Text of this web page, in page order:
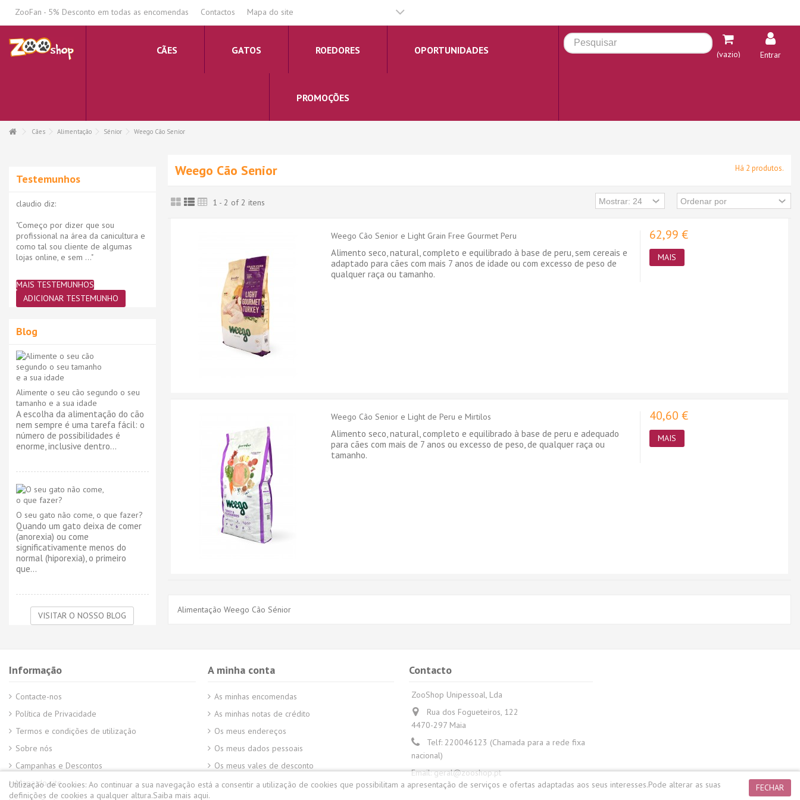
ZooFan - 5% Desconto em todas as encomendas Contactos Mapa do site
CÃES GATOS ROEDORES OPORTUNIDADES
PROMOÇÕES
(vazio) Entrar
Cães Alimentação Sénior Weego Cão Senior
Weego Cão Senior Há 2 produtos.
1 - 2 of 2 itens
Weego Cão Senior e Light Grain Free Gourmet Peru
Alimento seco, natural, completo e equilibrado à base de peru, sem cereais e
adaptado para cães com mais 7 anos de idade ou com excesso de peso de
qualquer raça ou tamanho.
62,99 €
MAIS
Weego Cão Senior e Light de Peru e Mirtilos
Alimento seco, natural, completo e equilibrado à base de peru e adequado
para cães com mais de 7 anos ou excesso de peso, de qualquer raça ou
tamanho.
40,60 €
MAIS
Alimentação Weego Cão Sénior
Testemunhos
claudio diz:
"Começo por dizer que sou
profissional na área da canicultura e
como tal sou cliente de algumas
lojas online, e sem ..."
MAIS TESTEMUNHOS
ADICIONAR TESTEMUNHO
Blog
Alimente o seu cão segundo o seu
tamanho e a sua idade
A escolha da alimentação do cão
nem sempre é uma tarefa fácil: o
número de possibilidades é
enorme, inclusive dentro...
O seu gato não come, o que fazer?
Quando um gato deixa de comer
(anorexia) ou come
significativamente menos do
normal (hiporexia), o primeiro
que...
VISITAR O NOSSO BLOG
Informação
Contacte-nos
Política de Privacidade
Termos e condições de utilização
Sobre nós
Campanhas e Descontos
Mapa do site
A minha conta
As minhas encomendas
As minhas notas de crédito
Os meus endereços
Os meus dados pessoais
Os meus vales de desconto
Contacto
ZooShop Unipessoal, Lda
Rua dos Fogueteiros, 122
4470-297 Maia
Telf: 220046123 (Chamada para a rede fixa
nacional)
Email:geral@zooshop.pt
FECHAR
Utilização de cookies: Ao continuar a sua navegação está a consentir a utilização de cookies que possibilitam a apresentação de serviços e ofertas adaptadas aos seus interesses.Pode alterar as suas
definições de cookies a qualquer altura.Saiba mais aqui.